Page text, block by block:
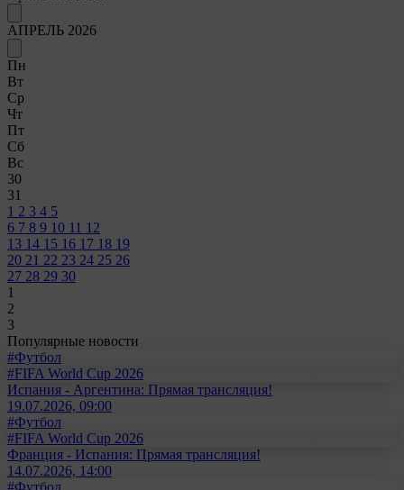
АПРЕЛЬ 2026
Пн
Вт
Ср
Чт
Пт
Сб
Вс
30
31
1 2 3 4 5
6 7 8 9 10 11 12
13 14 15 16 17 18 19
20 21 22 23 24 25 26
27 28 29 30
1
2
3
Популярные новости
#Футбол
#FIFA World Cup 2026
Испания - Аргентина: Прямая трансляция!
19.07.2026, 09:00
#Футбол
#FIFA World Cup 2026
Франция - Испания: Прямая трансляция!
14.07.2026, 14:00
#Футбол